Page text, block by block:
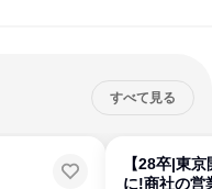
すべて見る
【28卒|東
に!商社の営